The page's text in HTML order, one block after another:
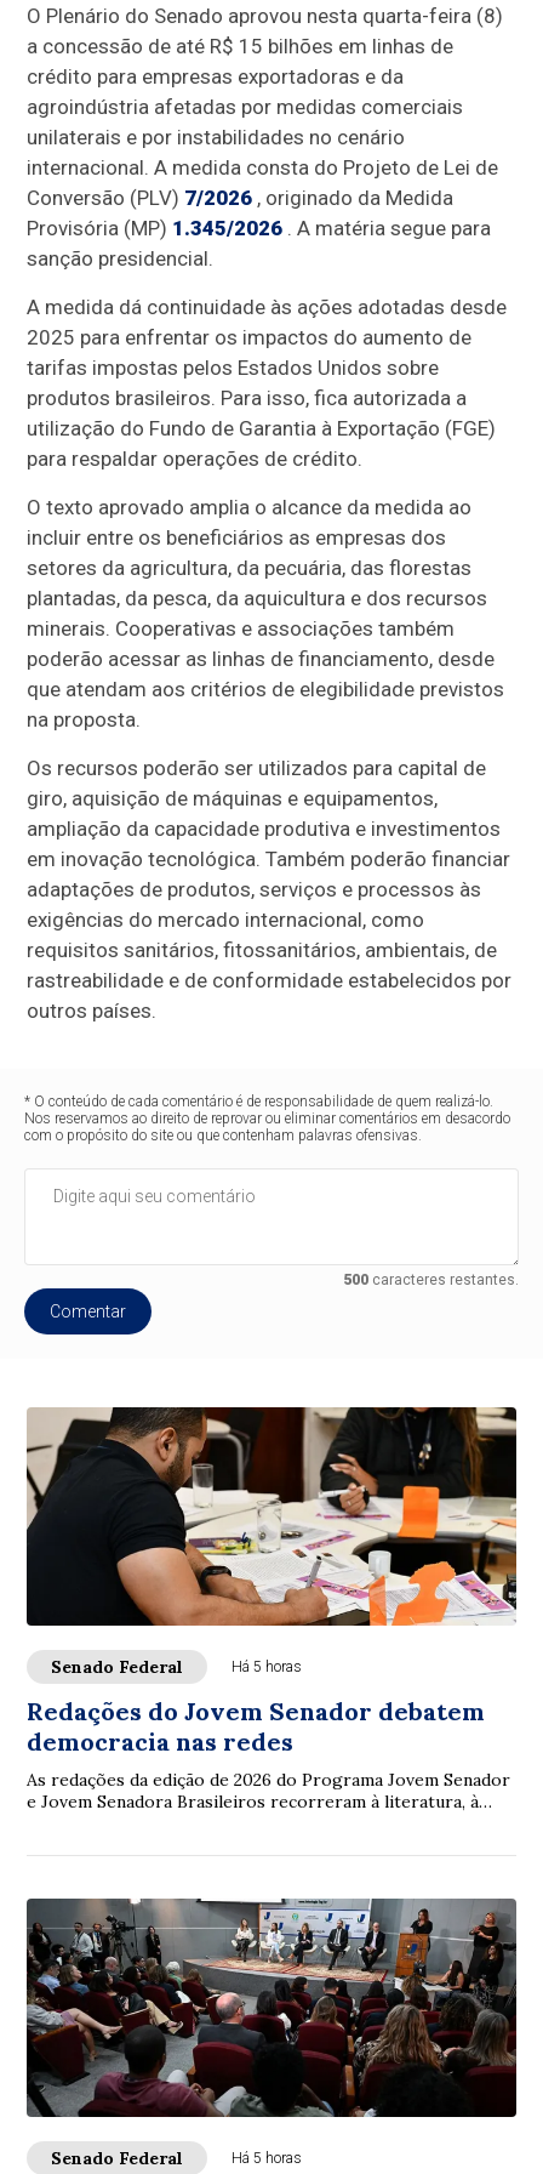
O Plenário do Senado aprovou nesta quarta-feira (8)
a concessão de até R$ 15 bilhões em linhas de
crédito para empresas exportadoras e da
agroindústria afetadas por medidas comerciais
unilaterais e por instabilidades no cenário
internacional. A medida consta do Projeto de Lei de
Conversão (PLV) 7/2026 , originado da Medida
Provisória (MP) 1.345/2026 . A matéria segue para
sanção presidencial.
A medida dá continuidade às ações adotadas desde
2025 para enfrentar os impactos do aumento de
tarifas impostas pelos Estados Unidos sobre
produtos brasileiros. Para isso, fica autorizada a
utilização do Fundo de Garantia à Exportação (FGE)
para respaldar operações de crédito.
O texto aprovado amplia o alcance da medida ao
incluir entre os beneficiários as empresas dos
setores da agricultura, da pecuária, das florestas
plantadas, da pesca, da aquicultura e dos recursos
minerais. Cooperativas e associações também
poderão acessar as linhas de financiamento, desde
que atendam aos critérios de elegibilidade previstos
na proposta.
Os recursos poderão ser utilizados para capital de
giro, aquisição de máquinas e equipamentos,
ampliação da capacidade produtiva e investimentos
em inovação tecnológica. Também poderão financiar
adaptações de produtos, serviços e processos às
exigências do mercado internacional, como
requisitos sanitários, fitossanitários, ambientais, de
rastreabilidade e de conformidade estabelecidos por
outros países.
* O conteúdo de cada comentário é de responsabilidade de quem realizá-lo.
Nos reservamos ao direito de reprovar ou eliminar comentários em desacordo
com o propósito do site ou que contenham palavras ofensivas.
500caracteres restantes.
Comentar
Senado Federal Há 5 horas
Redações do Jovem Senador debatem
democracia nas redes
As redações da edição de 2026 do Programa Jovem Senador
e Jovem Senadora Brasileiros recorreram à literatura, à
Senado Federal Há 5 horas